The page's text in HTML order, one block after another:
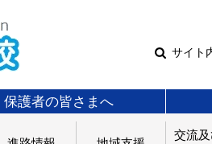
サイト
保護者の皆さまへ
交流